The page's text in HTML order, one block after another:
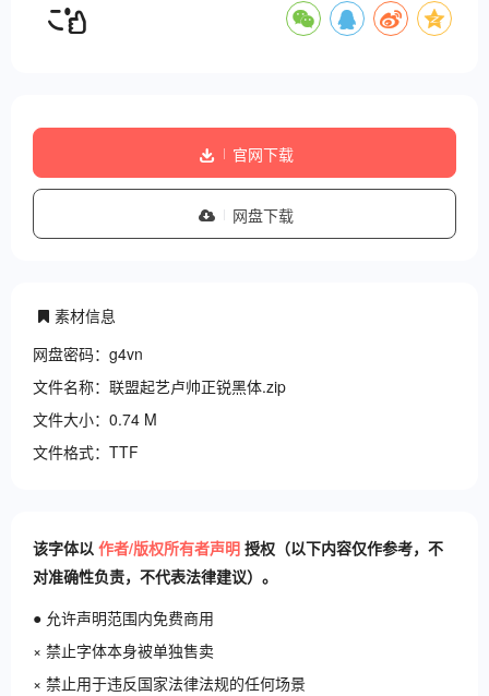
官网下载
网盘下载
素材信息
网盘密码：g4vn
文件名称：联盟起艺卢帅正锐黑体.zip
文件大小：0.74 M
文件格式：TTF
该字体以 作者/版权所有者声明 授权（以下内容仅作参考，不
对准确性负责，不代表法律建议）。
● 允许声明范围内免费商用
× 禁止字体本身被单独售卖
× 禁止用于违反国家法律法规的任何场景